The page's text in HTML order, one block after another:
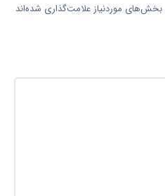
بخش‌های موردنیاز علامت‌گذاری شده‌اند